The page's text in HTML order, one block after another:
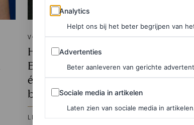
VOICES
Het ‘Nee is nee’-shirt van
Bente en Maan is een grote hit,
én heeft vooral een duidelijke
boodschap
LISA GOUDSMIT
Analytics
Analytics
Helpt ons bij het beter begrijpen van
Advertenties
Advertenties
Beter aanleveren van gerichte
Sociale media in artikelen
Sociale media in artikelen
Laten zien van sociale media in